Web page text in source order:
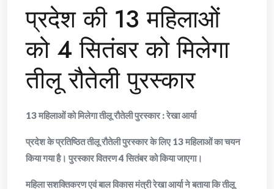
प्रदेश की 13 महिलाओं
को 4 सितंबर को मिलेगा
तीलू रौतेली पुरस्कार
13 महिलाओं को मिलेगा तीलू रौतेली पुरस्कार : रेखा आर्या
प्रदेश के प्रतिष्ठित तीलू रौतेली पुरस्कार के लिए 13 महिलाओं का चयन
किया गया है। पुरस्कार वितरण 4 सितंबर को किया जाएगा।
महिला सशक्तिकरण एवं बाल विकास मंत्री रेखा आर्या ने बताया कि तीलू